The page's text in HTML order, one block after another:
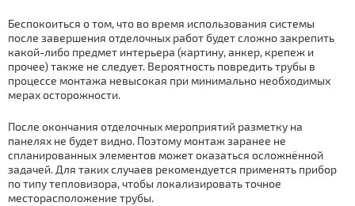
Беспокоиться о том, что во время использования системы
после завершения отделочных работ будет сложно закрепить
какой-либо предмет интерьера (картину, анкер, крепеж и
прочее) также не следует. Вероятность повредить трубы в
процессе монтажа невысокая при минимально необходимых
мерах осторожности.
После окончания отделочных мероприятий разметку на
панелях не будет видно. Поэтому монтаж заранее не
спланированных элементов может оказаться осложнённой
задачей. Для таких случаев рекомендуется применять прибор
по типу тепловизора, чтобы локализировать точное
месторасположение трубы.